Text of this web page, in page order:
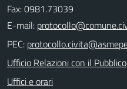
Fax: 0981.73039
E-mail:
PEC:
Ufficio Relazioni con il Pubblico
Uffici e orari